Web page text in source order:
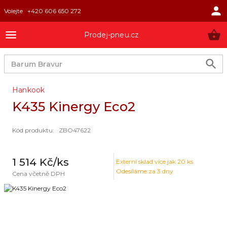
Volejte +420 606 650 272
Prodej-pneu.cz
Hankook
K435 Kinergy Eco2
Kód produktu: ZBO47622
1 514 Kč/ks
Cena včetně DPH
Externí sklad více jak 20 ks
Odesíláme za 3 dny